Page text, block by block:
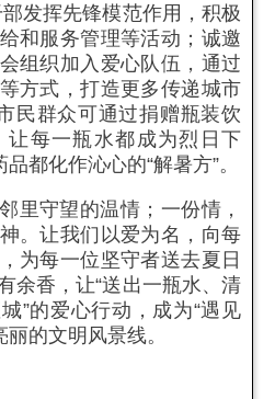
发挥先锋模范作用，积极
和服务管理等活动；诚邀
组织加入爱心队伍，通过
方式，打造更多传递城市
民群众可通过捐赠瓶装饮
让每一瓶水都成为烈日下
都化作沁心的“解暑方”。
里守望的温情；一份情，
。让我们以爱为名，向每
为每一位坚守者送去夏日
余香，让“送出一瓶水、清
”的爱心行动，成为“遇见
的文明风景线。